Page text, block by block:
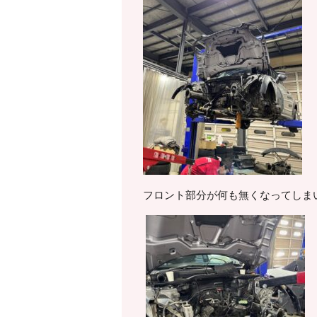
フロント部分が何も無くなってしま